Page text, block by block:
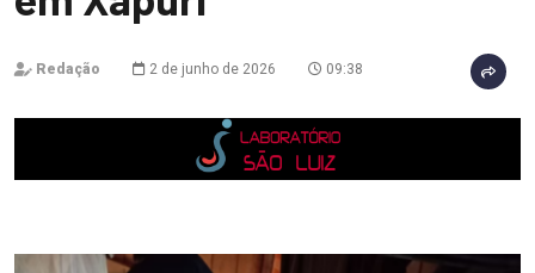
Redação 2 de junho de 2026 09:38